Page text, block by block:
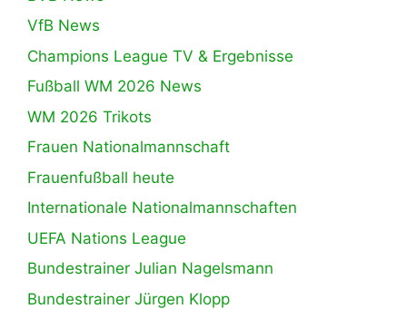
VfB News
Champions League TV & Ergebnisse
Fußball WM 2026 News
WM 2026 Trikots
Frauen Nationalmannschaft
Frauenfußball heute
Internationale Nationalmannschaften
UEFA Nations League
Bundestrainer Julian Nagelsmann
Bundestrainer Jürgen Klopp